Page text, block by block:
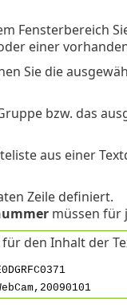
Fensterbereich
einer
Sie die
bzw. das
aus einer
Zeile definiert.
müssen für
den Inhalt der